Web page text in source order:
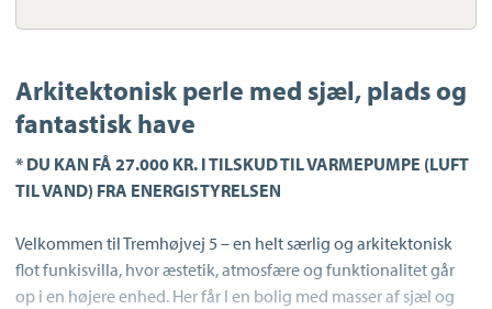
Arkitektonisk perle med sjæl, plads og
fantastisk have
* DU KAN FÅ 27.000 KR. I TILSKUD TIL VARMEPUMPE (LUFT
TIL VAND) FRA ENERGISTYRELSEN
Velkommen til Tremhøjvej 5 – en helt særlig og arkitektonisk
flot funkisvilla, hvor æstetik, atmosfære og funktionalitet går
op i en højere enhed. Her får I en bolig med masser af sjæl og